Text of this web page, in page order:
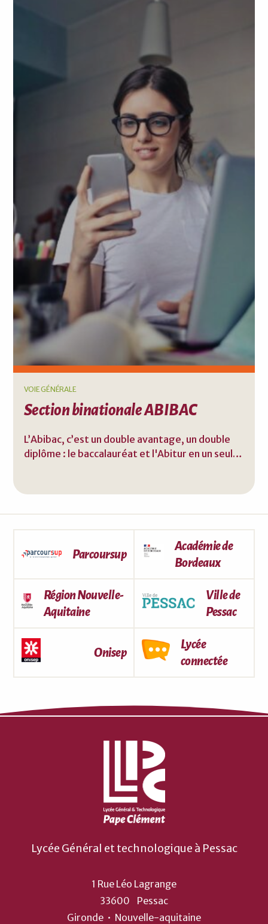
l'objectif de réussir leur passage vers
VOIE GÉNÉRALE
Section binationale ABIBAC
L’Abibac, c’est un double avantage, un double
diplôme : le baccalauréat et l'Abitur en un seul
Parcoursup
Académie de
Bordeaux
Région Nouvelle-
Aquitaine
Ville de
Pessac
Onisep
Lycée
connectée
Lycée Général et technologique à Pessac
1 Rue Léo Lagrange
33600
Pessac
Gironde • Nouvelle-aquitaine